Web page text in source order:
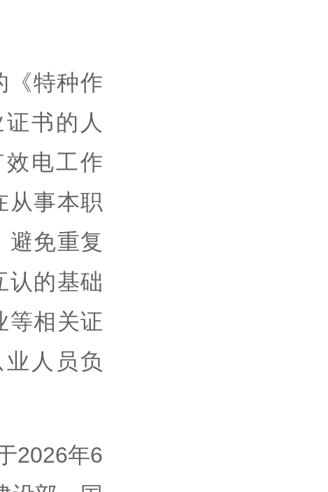
《特种作
书的人
电工作
从事本职
避免重复
认的基础
等相关证
人员负
2026年6